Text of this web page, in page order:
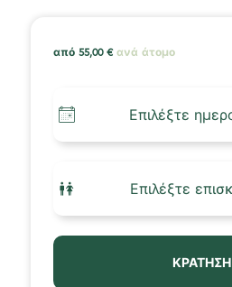
από 55,00 € ανά άτομο
ΚΡΆΤΗΣΗ